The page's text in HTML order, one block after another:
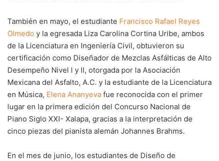
También en mayo, el estudiante Francisco Rafael Reyes
Olmedo y la egresada Liza Carolina Cortina Uribe, ambos
de la Licenciatura en Ingeniería Civil, obtuvieron su
certificación como Diseñador de Mezclas Asfálticas de Alto
Desempeño Nivel l y ll, otorgada por la Asociación
Mexicana del Asfalto, A.C. y la estudiante de la Licenciatura
en Música, Elena Ananyeva fue reconocida con el primer
lugar en la primera edición del Concurso Nacional de
Piano Siglo XXI- Xalapa, gracias a la interpretación de
cinco piezas del pianista alemán Johannes Brahms.
En el mes de junio, los estudiantes de Diseño de